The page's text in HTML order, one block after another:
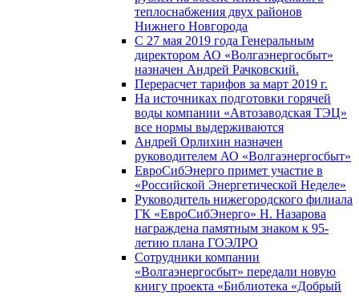
теплоснабжения двух районов
Нижнего Новгорода
С 27 мая 2019 года Генеральным
директором АО «Волгаэнергосбыт»
назначен Андрей Рачковский.
Перерасчет тарифов за март 2019 г.
На источниках подготовки горячей
воды компании «Автозаводская ТЭЦ»
все нормы выдерживаются
Андрей Орлихин назначен
руководителем АО «Волгаэнергосбыт»
ЕвроСибЭнерго примет участие в
«Российской Энергетической Неделе»
Руководитель нижегородского филиала
ГК «ЕвроСибЭнерго» Н. Назарова
награждена памятным знаком к 95-
летию плана ГОЭЛРО
Сотрудники компании
«Волгаэнергосбыт» передали новую
книгу проекта «Библиотека «Добрый